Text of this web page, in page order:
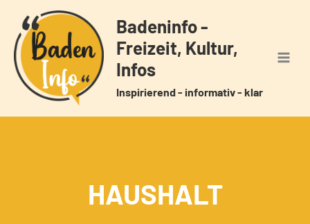
Inhalt
springen
Badeninfo -
Freizeit, Kultur,
Infos
Inspirierend - informativ - klar
HAUSHALT